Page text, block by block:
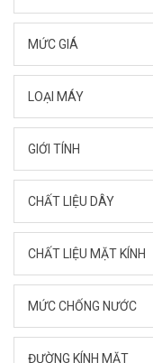
MỨC GIÁ
LOẠI MÁY
GIỚI TÍNH
CHẤT LIỆU DÂY
CHẤT LIỆU MẶT KÍNH
MỨC CHỐNG NƯỚC
ĐƯỜNG KÍNH MẶT